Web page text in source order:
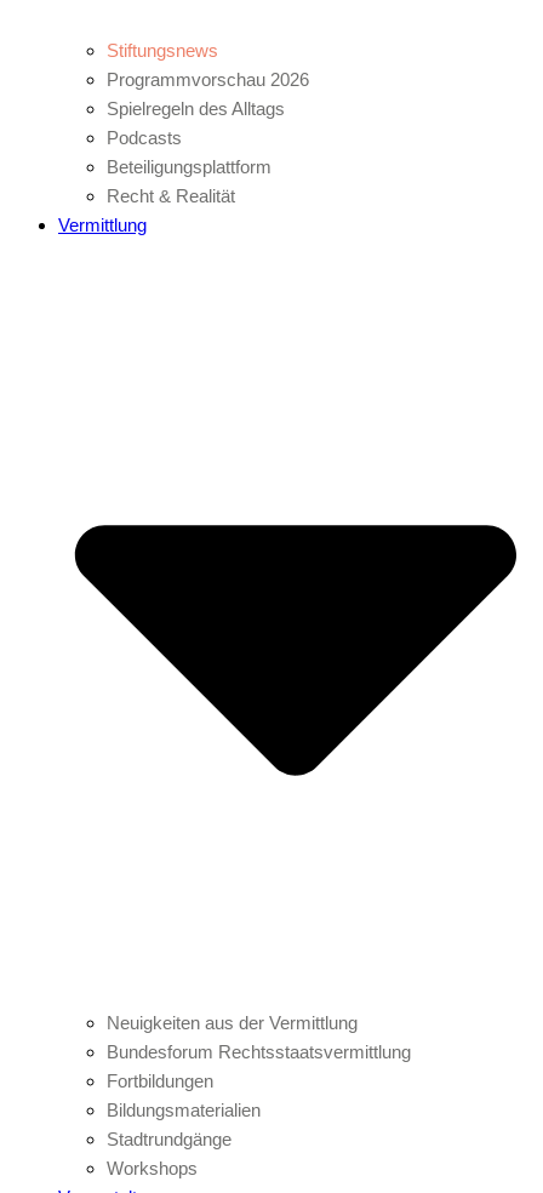
Stiftungsnews
Programmvorschau 2026
Spielregeln des Alltags
Podcasts
Beteiligungsplattform
Recht & Realität
Vermittlung
Neuigkeiten aus der Vermittlung
Bundesforum Rechtsstaatsvermittlung
Fortbildungen
Bildungsmaterialien
Stadtrundgänge
Workshops